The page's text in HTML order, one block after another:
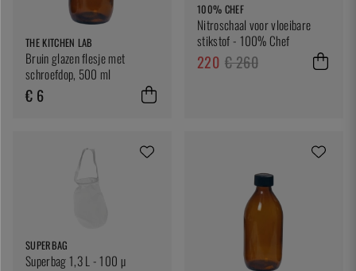
THE KITCHEN LAB
Bruin glazen flesje met
schroefdop, 500 ml
€ 6
100% CHEF
Nitroschaal voor vloeibare
stikstof - 100% Chef
220 € 260
SUPERBAG
Superbag 1,3 L - 100 µ